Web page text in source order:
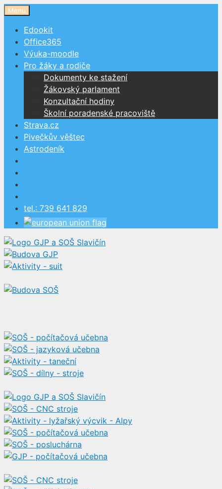
Přeskočit
obsah
Menu
Edookit
Office365
Výuka-moodle
Pro žáky a rodiče
Dokumenty ke stažení
Žákovský parlament
Konzultační hodiny
Školní poradenské pracoviště
Strava.cz
Pivečkův věštec
Astrodeník
tel.: 739 641 829